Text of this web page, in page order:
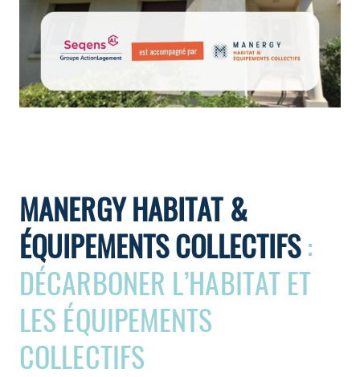
MANERGY HABITAT &
ÉQUIPEMENTS COLLECTIFS:
DÉCARBONER L’HABITAT ET
LES ÉQUIPEMENTS
COLLECTIFS